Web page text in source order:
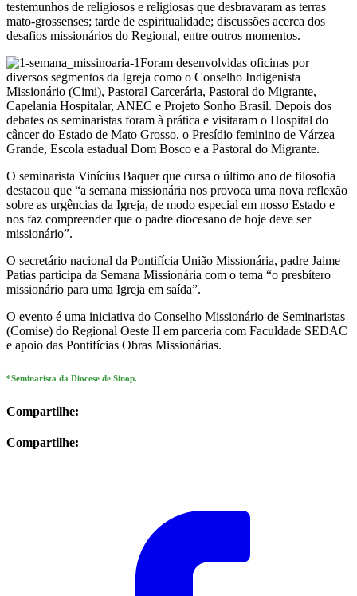
testemunhos de religiosos e religiosas que desbravaram as terras
mato-grossenses; tarde de espiritualidade; discussões acerca dos
desafios missionários do Regional, entre outros momentos.
Foram desenvolvidas oficinas por
diversos segmentos da Igreja como o Conselho Indigenista
Missionário (Cimi), Pastoral Carcerária, Pastoral do Migrante,
Capelania Hospitalar, ANEC e Projeto Sonho Brasil. Depois dos
debates os seminaristas foram à prática e visitaram o Hospital do
câncer do Estado de Mato Grosso, o Presídio feminino de Várzea
Grande, Escola estadual Dom Bosco e a Pastoral do Migrante.
O seminarista Vinícius Baquer que cursa o último ano de filosofia
destacou que “a semana missionária nos provoca uma nova reflexão
sobre as urgências da Igreja, de modo especial em nosso Estado e
nos faz compreender que o padre diocesano de hoje deve ser
missionário”.
O secretário nacional da Pontifícia União Missionária, padre Jaime
Patias participa da Semana Missionária com o tema “o presbítero
missionário para uma Igreja em saída”.
O evento é uma iniciativa do Conselho Missionário de Seminaristas
(Comise) do Regional Oeste II em parceria com Faculdade SEDAC
e apoio das Pontifícias Obras Missionárias.
*Seminarista da Diocese de Sinop.
Compartilhe:
Compartilhe: